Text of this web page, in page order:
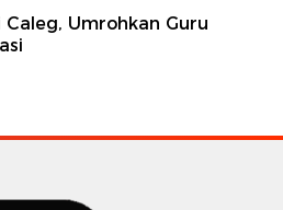
Caleg, Umrohkan Guru